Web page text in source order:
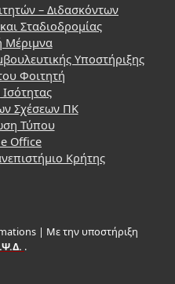
– Διδασκόντων
Σταδιοδρομίας
Μέριμνα
Υποστήριξης
Φοιτητή
Σχέσεων ΠΚ
Τύπου
Office
Κρήτης
| Με την υποστήριξη
.